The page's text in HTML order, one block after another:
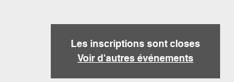
Les inscriptions sont closes
Voir d'autres événements